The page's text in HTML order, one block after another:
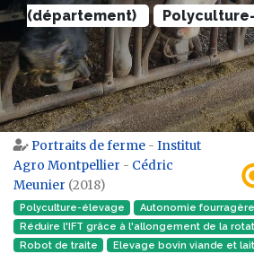
(département)
Aller à :navigation,rechercher
Portraits de ferme - Institut
Agro Montpellier - Cédric
Meunier (2018)
Polyculture-élevage
Autonomie
Réduire l'IFT grâce à l'allongement de la
Robot de traite
Elevage bovin viande et